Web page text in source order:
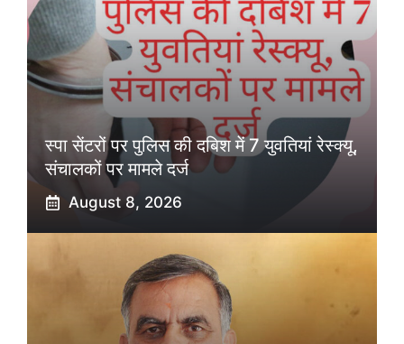
स्पा सेंटरों पर पुलिस की दबिश में 7 युवतियां रेस्क्यू,
संचालकों पर मामले दर्ज
August 8, 2026